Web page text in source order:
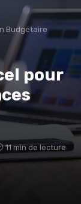
Budgétaire
pour
11 min de lecture